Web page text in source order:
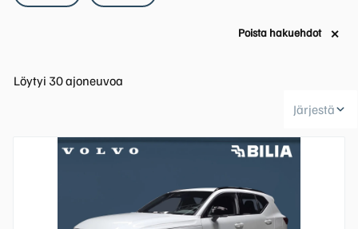
Löytyi 30ajoneuvoa
Poista hakuehdot ✕
Järjestä